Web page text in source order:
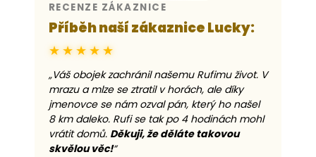
RECENZE ZÁKAZNICE
Příběh naší zákaznice Lucky:
★★★★★
„Váš obojek zachránil našemu Rufimu život. V
mrazu a mlze se ztratil v horách, ale díky
jmenovce se nám ozval pán, který ho našel
8 km daleko. Rufi se tak po 4 hodinách mohl
vrátit domů. Děkuji, že děláte takovou
skvělou věc!“